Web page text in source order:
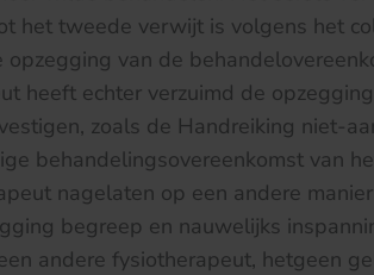
het tweede verwijt is volgens het
opzegging van de
heeft echter verzuimd de
zoals de Handreiking niet-
behandelingsovereenkomst van
nagelaten op een andere
begreep en nauwelijks
andere fysiotherapeut, hetgeen